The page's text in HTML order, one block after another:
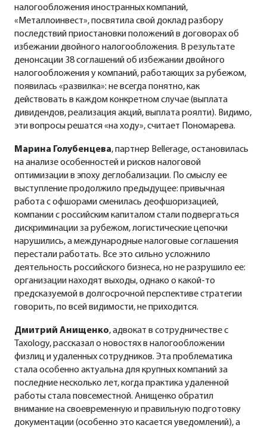
налогообложения иностранных компаний,
«Металлоинвест», посвятила свой доклад разбору
последствий приостановки положений в договорах об
избежании двойного налогообложения. В результате
денонсации 38 соглашений об избежании двойного
налогообложения у компаний, работающих за рубежом,
появилась «развилка»: не всегда понятно, как
действовать в каждом конкретном случае (выплата
дивидендов, реализация акций, выплата роялти). Видимо,
эти вопросы решатся «на ходу», считает Пономарева.
Марина Голубенцева, партнер Bellerage, остановилась
на анализе особенностей и рисков налоговой
оптимизации в эпоху деглобализации. По смыслу ее
выступление продолжило предыдущее: привычная
работа с офшорами сменилась деофшоризацией,
компании с российским капиталом стали подвергаться
дискриминации за рубежом, логистические цепочки
нарушились, а международные налоговые соглашения
перестали работать. Все это сильно усложнило
деятельность российского бизнеса, но не разрушило ее:
организации находят выходы, однако о какой-то
предсказуемой в долгосрочной перспективе стратегии
говорить, по всей видимости, не приходится.
Дмитрий Анищенко, адвокат в сотрудничестве с
Taxology, рассказал о новостях в налогообложении
физлиц и удаленных сотрудников. Эта проблематика
стала особенно актуальна для крупных компаний за
последние несколько лет, когда практика удаленной
работы стала повсеместной. Анищенко обратил
внимание на своевременную и правильную подготовку
документации (особенно это касается уведомлений), а